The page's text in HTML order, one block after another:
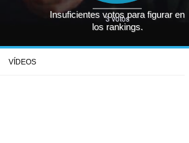
3votos
Insuficientes votos para figurar en
los rankings.
VÍDEOS